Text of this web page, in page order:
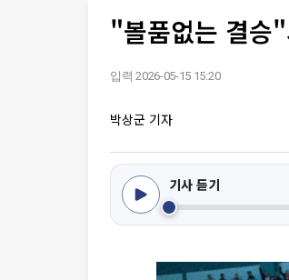
"볼품없는 결승
입력 2026-05-15 15:20
박상군 기자
기사 듣기